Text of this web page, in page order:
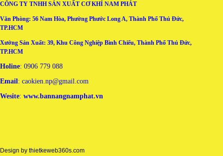
CÔNG TY TNHH SẢN XUẤT CƠ KHÍ NAM PHÁT
Văn Phòng: 56 Nam Hòa, Phường Phước Long A, Thành Phố Thủ Đức,
TP.HCM
Xưởng Sản Xuất: 39, Khu Công Nghiệp Bình Chiểu, Thành Phố Thủ Đức,
TP.HCM
Holine: 0906 779 088
Email: caokien.np@gmail.com
Wesite: www.bannangnamphat.vn
Design by thietkeweb360s.com